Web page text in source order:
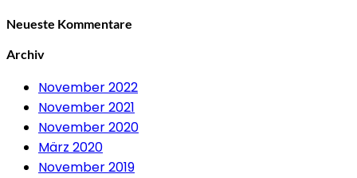
Neueste Kommentare
Archiv
November 2022
November 2021
November 2020
März 2020
November 2019